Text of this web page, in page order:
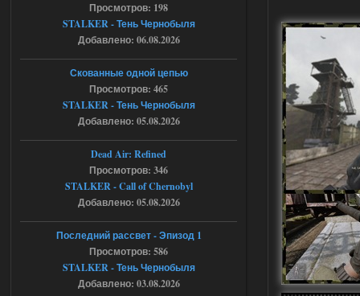
Ответить ➤
Игра для сталкера 21-очко
как изменить макс сумму
ставки в файлах чтобы
ставить больше 1 к
Ответить ➤
05.08.2026
Тайна Зоны - Remaster 2026
Stalker-Mods-Clan-su
Доступно только для пользователей
Ответить ➤
05.08.2026
Просмотров: 198
STALKER - Тень Чернобыля
Добавлено: 06.08.2026
Скованные одной цепью
Просмотров: 465
STALKER - Тень Чернобыля
Добавлено: 05.08.2026
Dead Air: Refined
Просмотров: 346
STALKER - Call of Chernobyl
Добавлено: 05.08.2026
Последний рассвет - Эпизод 1
Просмотров: 586
STALKER - Тень Чернобыля
Добавлено: 03.08.2026